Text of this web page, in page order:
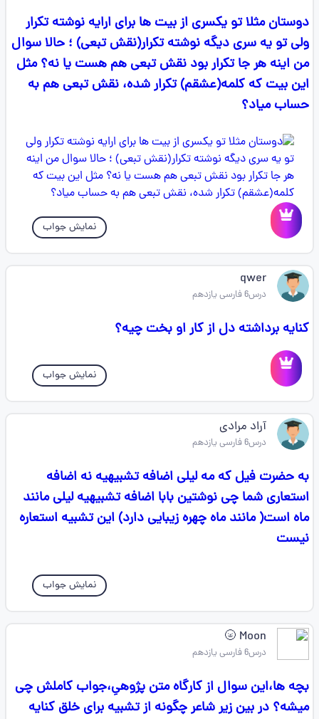
دوستان مثلا تو یکسری از بیت ها برای ارایه نوشته تکرار
ولی تو یه سری دیگه نوشته تکرار(نقش تبعی) ؛ حالا سوال
من اینه هر جا تکرار بود نقش تبعی هم هست یا نه؟ مثل
این بیت که کلمه(عشقم) تکرار شده، نقش تبعی هم به
حساب میاد؟
نمایش جواب
qwer
درس6 فارسی یازدهم
کنایه برداشته دل از کار او بخت چیه؟
نمایش جواب
آراد مرادی
درس6 فارسی یازدهم
به حضرت فیل که مه لیلی اضافه تشبیهیه نه اضافه
استعاری شما چی نوشتین بابا اضافه تشبیهیه لیلی مانند
ماه است‌( مانند ماه چهره زیبایی دارد) این تشبیه استعاره
نیست
نمایش جواب
Moon 🌝
درس6 فارسی یازدهم
بچه ها،این سوال از کارگاه متن پژوهیِ،جواب کاملش چی
میشه؟ در بین زیر شاعر چگونه از تشبیه برای خلق کنایه